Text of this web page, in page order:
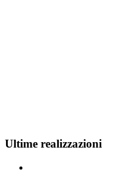
Ultime realizzazioni